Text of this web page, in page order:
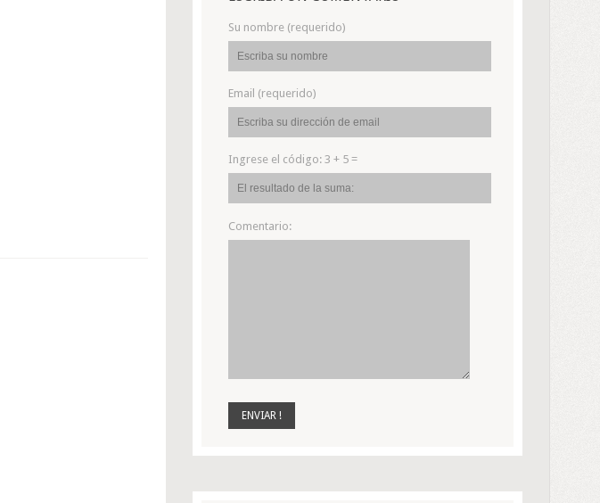
Su nombre (requerido)
Email (requerido)
Ingrese el código: 3 + 5 =
Comentario: